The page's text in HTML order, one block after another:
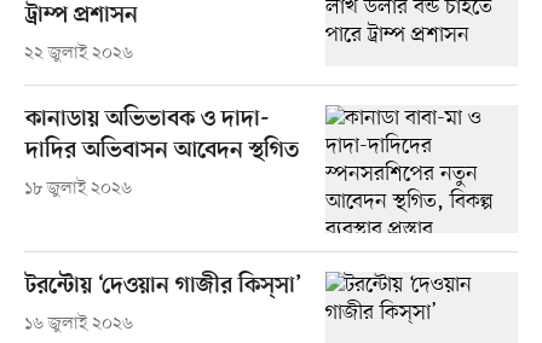
ট্রাম্প প্রশাসন
২২ জুলাই ২০২৬
কানাডায় অভিভাবক ও দাদা-
দাদির অভিবাসন আবেদন স্থগিত
১৮ জুলাই ২০২৬
টরন্টোয় ‘দেওয়ান গাজীর কিস্‌সা’
১৬ জুলাই ২০২৬